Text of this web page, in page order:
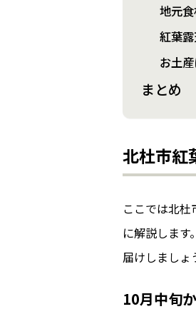
地元
紅葉
お土
まとめ
北杜市紅
ここでは北
に解説しま
届けしましょ
10月中旬